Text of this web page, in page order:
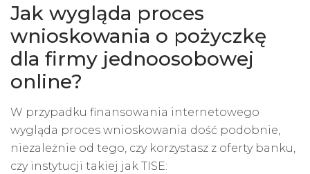
Jak wygląda proces
wnioskowania o pożyczkę
dla firmy jednoosobowej
online?
W przypadku finansowania internetowego
wygląda proces wnioskowania dość podobnie,
niezależnie od tego, czy korzystasz z oferty banku,
czy instytucji takiej jak TISE: